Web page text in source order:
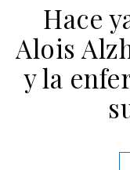
Hace
Alois
y la